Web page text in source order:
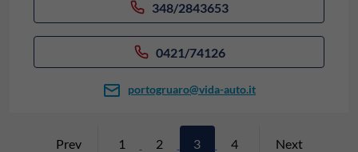
348/2843653
0421/74126
portogruaro@vida-auto.it
Prev 1 2 3 4 Next